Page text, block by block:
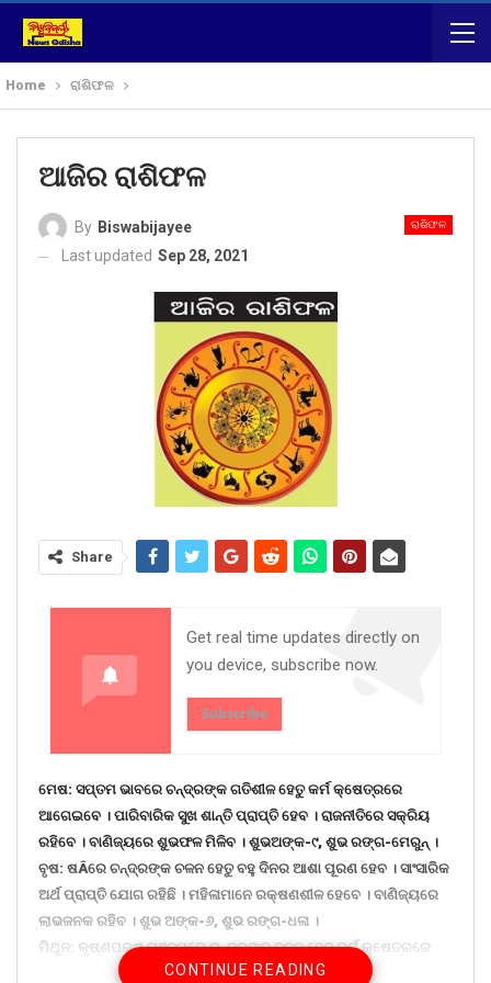
Home ରାଶିଫଳ
ଆଜିର ରାଶିଫଳ
ରାଶିଫଳ
By Biswabijayee
Last updated Sep 28, 2021
Share
Get real time updates directly on
you device, subscribe now.
Subscribe
ମେଷ: ସପ୍ତମ ଭାବରେ ଚନ୍ଦ୍ରଙ୍କ ଗତିଶୀଳ ହେତୁ କର୍ମ କ୍ଷେତ୍ରରେ
ଆଗେଇବେ । ପାରିବାରିକ ସୁଖ ଶାନ୍ତି ପ୍ରାପ୍ତି ହେବ । ରାଜନୀତିରେ ସକ୍ରିୟ
ରହିବେ । ବାଣିଜ୍ୟରେ ଶୁଭଫଳ ମିଳିବ । ଶୁଭଅଙ୍କ-୯, ଶୁଭ ରଙ୍ଗ-ମେରୁନ୍ ।
ବୃଷ: ଷÂରେ ଚନ୍ଦ୍ରଙ୍କ ଚଳନ ହେତୁ ବହୁ ଦିନର ଆଶା ପୂରଣ ହେବ । ସାଂସାରିକ
ଅର୍ଥ ପ୍ରାପ୍ତି ଯୋଗ ରହିଛି । ମହିଳାମାନେ ରକ୍ଷଣଶୀଳ ହେବେ । ବାଣିଜ୍ୟରେ
ଲାଭଜନକ ରହିବ । ଶୁଭ ଅଙ୍କ-୬, ଶୁଭ ରଙ୍ଗ-ଧଳା ।
ମିଥୁନ: କୃଷ୍ଣପକ୍ଷ ପଞ୍ଚମରେ ଚନ୍ଦ୍ରଙ୍କ ଚଳନ ହେତୁ କର୍ମ କ୍ଷେତ୍ରରେ
ସମସ୍ୟା ରହିବ । ସାଂସାରିକ ଅଭାବ ଅସୁବିଧା ଦେଖାଦେଇପାରେ । ଚାକିରିରେ
CONTINUE READING